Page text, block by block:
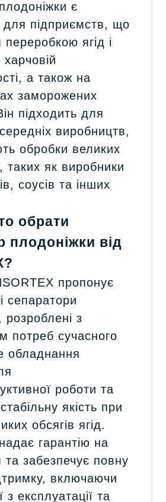
є
для підприємств, що
ягід і
а також на
заморожених
підходить для
виробництв,
обробки великих
таких як виробники
соусів та інших
обрати
плодоніжки від
пропонує
сепаратори
розроблені з
потреб сучасного
обладнання
роботи та
якість при
обсягів ягід.
гарантію на
забезпечує повну
включаючи
з експлуатації та